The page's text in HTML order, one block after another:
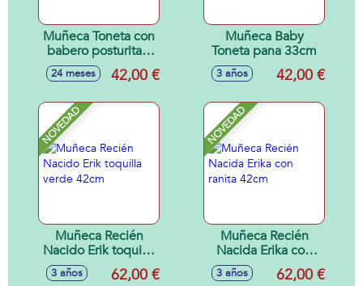
Muñeca Toneta con
babero posturitas.
Cuerpo flexible
34cm
24 meses 42,00 €
Muñeca Baby
Toneta pana 33cm
3 años 42,00 €
NOVEDAD
Muñeca Recién
Nacido Erik toquilla
verde 42cm
3 años 62,00 €
NOVEDAD
Muñeca Recién
Nacida Erika con
ranita 42cm
3 años 62,00 €